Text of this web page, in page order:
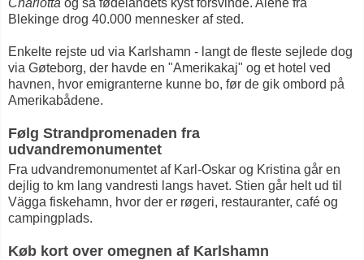
Blekinge drog 40.000 mennesker af sted.
Enkelte rejste ud via Karlshamn - langt de fleste sejlede dog
via Gøteborg, der havde en "Amerikakaj" og et hotel ved
havnen, hvor emigranterne kunne bo, før de gik ombord på
Amerikabådene.
Følg Strandpromenaden fra
udvandremonumentet
Fra udvandremonumentet af Karl-Oskar og Kristina går en
dejlig to km lang vandresti langs havet. Stien går helt ud til
Vägga fiskehamn, hvor der er røgeri, restauranter, café og
campingplads.
Køb kort over omegnen af Karlshamn